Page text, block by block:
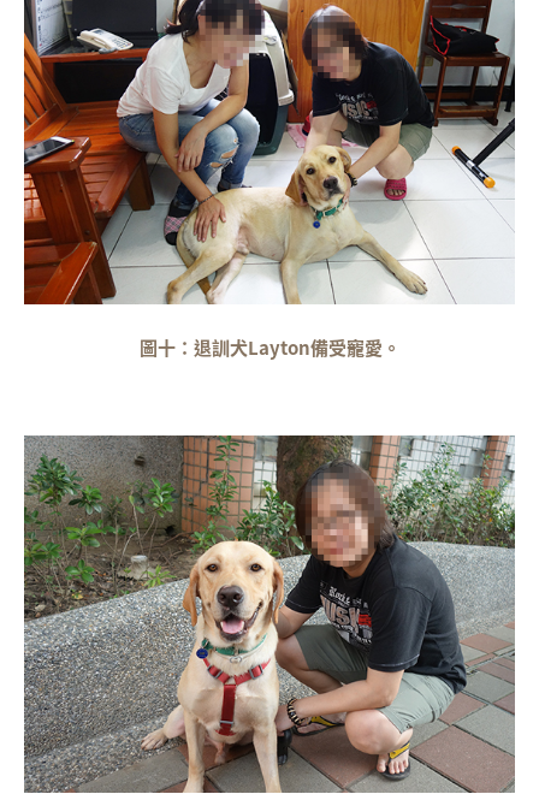
圖十：退訓犬Layton備受寵愛。